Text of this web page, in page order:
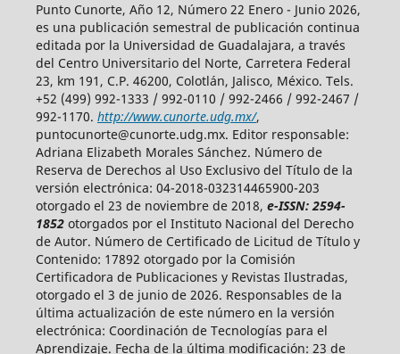
Punto Cunorte, Año 12, Número 22 Enero - Junio 2026,
es una publicación semestral de publicación continua
editada por la Universidad de Guadalajara, a través
del Centro Universitario del Norte, Carretera Federal
23, km 191, C.P. 46200, Colotlán, Jalisco, México. Tels.
+52 (499) 992-1333 / 992-0110 / 992-2466 / 992-2467 /
992-1170. http://www.cunorte.udg.mx/,
puntocunorte@cunorte.udg.mx. Editor responsable:
Adriana Elizabeth Morales Sánchez. Número de
Reserva de Derechos al Uso Exclusivo del Título de la
versión electrónica: 04-2018-032314465900-203
otorgado el 23 de noviembre de 2018, e-ISSN: 2594-
1852otorgados por el Instituto Nacional del Derecho
de Autor. Número de Certificado de Licitud de Título y
Contenido: 17892 otorgado por la Comisión
Certificadora de Publicaciones y Revistas Ilustradas,
otorgado el 3 de junio de 2026. Responsables de la
última actualización de este número en la versión
electrónica: Coordinación de Tecnologías para el
Aprendizaje. Fecha de la última modificación: 23 de